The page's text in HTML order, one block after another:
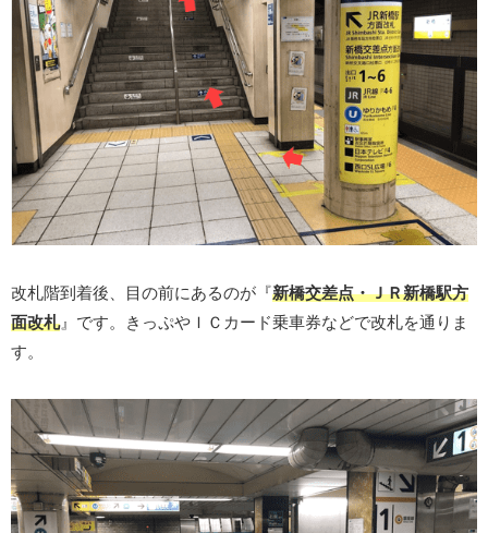
改札階到着後、目の前にあるのが『新橋交差点・ＪＲ新橋駅方
面改札』です。きっぷやＩＣカード乗車券などで改札を通りま
す。